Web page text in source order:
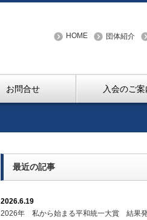
HOME 団体紹介
お問合せ 入会のご案
最近の記事
2026.6.19
2026年 私から始まる平和統一大賞 結果発